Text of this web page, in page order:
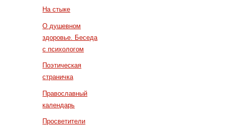
На стыке
О душевном
здоровье. Беседа
с психологом
Поэтическая
страничка
Православный
календарь
Просветители